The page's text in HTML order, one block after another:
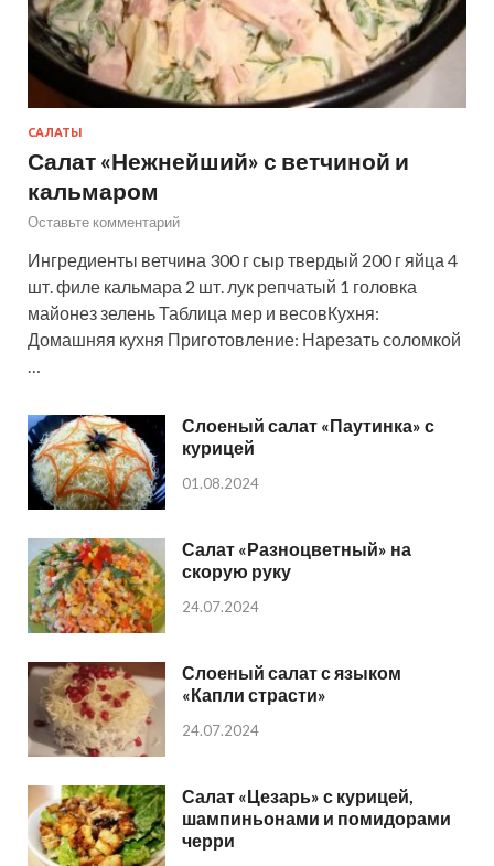
САЛАТЫ
Салат «Нежнейший» с ветчиной и
кальмаром
Оставьте комментарий
Ингредиенты ветчина 300 г сыр твердый 200 г яйца 4
шт. филе кальмара 2 шт. лук репчатый 1 головка
майонез зелень Таблица мер и весовКухня:
Домашняя кухня Приготовление: Нарезать соломкой
…
Слоеный салат «Паутинка» с
курицей
01.08.2024
Салат «Разноцветный» на
скорую руку
24.07.2024
Слоеный салат с языком
«Капли страсти»
24.07.2024
Салат «Цезарь» с курицей,
шампиньонами и помидорами
черри